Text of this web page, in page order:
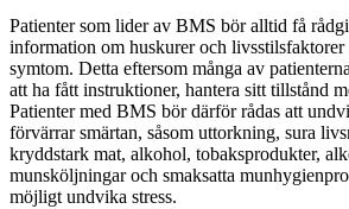
Patienter som lider av BMS bör alltid få
information om huskurer och livsstilsfaktorer
symtom. Detta eftersom många av
att ha fått instruktioner, hantera sitt tillstånd
Patienter med BMS bör därför rådas att
förvärrar smärtan, såsom uttorkning, sura
kryddstark mat, alkohol, tobaksprodukter,
munsköljningar och smaksatta
möjligt undvika stress.